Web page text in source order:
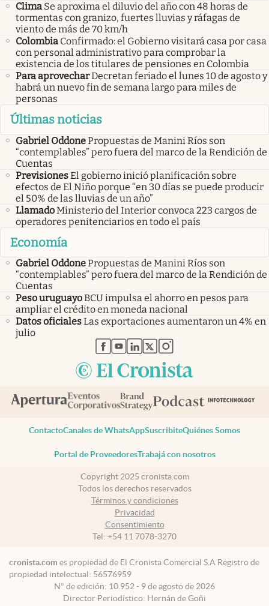
Clima Se aproxima el diluvio del año con 48 horas de
tormentas con granizo, fuertes lluvias y ráfagas de
viento de más de 70 km/h
Colombia Confirmado: el Gobierno visitará casa por casa
con personal administrativo para comprobar la
existencia de los titulares de pensiones en Colombia
Para aprovecharDecretan feriado el lunes 10 de agosto y
habrá un nuevo fin de semana largo para miles de
personas
Últimas noticias
Gabriel OddonePropuestas de Manini Ríos son
“contemplables” pero fuera del marco de la Rendición de
Cuentas
PrevisionesEl gobierno inició planificación sobre
efectos de El Niño porque “en 30 días se puede producir
el 50% de las lluvias de un año”
LlamadoMinisterio del Interior convoca 223 cargos de
operadores penitenciarios en todo el país
Economía
Gabriel OddonePropuestas de Manini Ríos son
“contemplables” pero fuera del marco de la Rendición de
Cuentas
Peso uruguayoBCU impulsa el ahorro en pesos para
ampliar el crédito en moneda nacional
Datos oficialesLas exportaciones aumentaron un 4% en
julio
abre en nueva pestaña
abre en nueva pestaña
abre en nueva pestaña
abre en nueva pestaña
abre en nueva pestaña
ContactoCanales de WhatsAppSuscribiteQuiénes Somos
Portal de ProveedoresTrabajá con nosotros
Copyright 2025 cronista.com
Todos los derechos reservados
Términos y condiciones
Privacidad
Consentimiento
Tel: +54 11 7078-3270
cronista.com es propiedad de El Cronista Comercial S.A Registro de
propiedad intelectual: 56576959
N° de edición: 10.952 - 9 de agosto de 2026
Director Periodístico: Hernán de Goñi